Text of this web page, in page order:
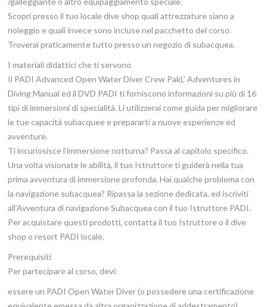
Scopri presso il tuo locale dive shop quali attrezzature siano a
noleggio e quali invece sono incluse nel pacchetto del corso.
Troverai praticamente tutto presso un negozio di subacquea.
I materiali didattici che ti servono
Il PADI Advanced Open Water Diver Crew PakL’ Adventures in
Diving Manual ed il DVD PADI ti forniscono informazioni su più di 16
tipi di immersioni di specialità. Li utilizzerai come guida per migliorare
le tue capacità subacquee e prepararti a nuove esperienze ed
avventure.
Ti incuriosisce l’immersione notturna? Passa al capitolo specifico.
Una volta visionate le abilità, il tuo Istruttore ti guiderà nella tua
prima avventura di immersione profonda. Hai qualche problema con
la navigazione subacquea? Ripassa la sezione dedicata, ed iscriviti
all’Avventura di navigazione Subacquea con il tuo Istruttore PADI.
Per acquistare questi prodotti, contatta il tuo Istruttore o il dive
shop o resort PADI locale.
Prerequisiti
Per partecipare al corso, devi:
essere un PADI Open Water Diver (o possedere una certificazione